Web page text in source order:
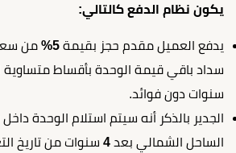
يكون نظام الدفع كالتالي:
يدفع العميل مقدم حجز بقيمة 5%
من
سداد باقي قيمة الوحدة بأقساط
سنوات دون فوائد.
الجدير بالذكر أنه سيتم استلام الوحدة
الساحل الشمالي بعد 4 سنوات من تاريخ